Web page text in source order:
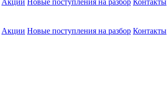
Акции Новые поступления на разбор Контакты
Акции Новые поступления на разбор Контакты